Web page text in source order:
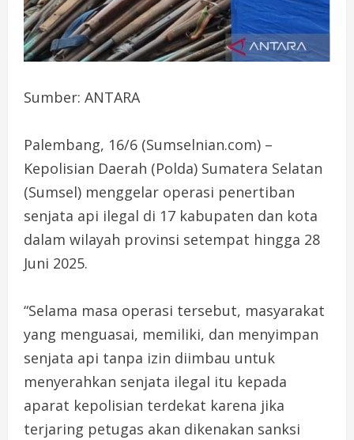
Sumber: ANTARA
Palembang, 16/6 (Sumselnian.com) –
Kepolisian Daerah (Polda) Sumatera Selatan
(Sumsel) menggelar operasi penertiban
senjata api ilegal di 17 kabupaten dan kota
dalam wilayah provinsi setempat hingga 28
Juni 2025.
“Selama masa operasi tersebut, masyarakat
yang menguasai, memiliki, dan menyimpan
senjata api tanpa izin diimbau untuk
menyerahkan senjata ilegal itu kepada
aparat kepolisian terdekat karena jika
terjaring petugas akan dikenakan sanksi